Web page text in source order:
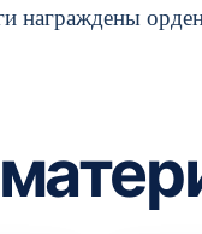
награждены